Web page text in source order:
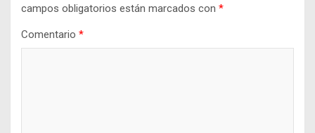
campos obligatorios están marcados con *
Comentario *